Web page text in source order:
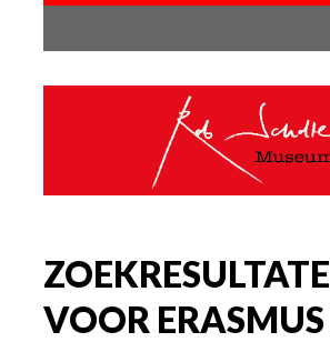
VOOR